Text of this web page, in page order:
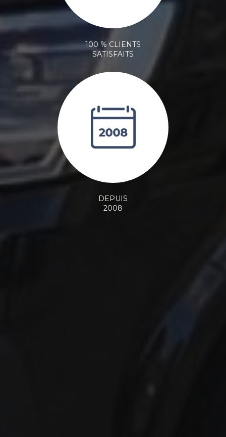
100 % CLIENTS
SATISFAITS
DEPUIS
2008